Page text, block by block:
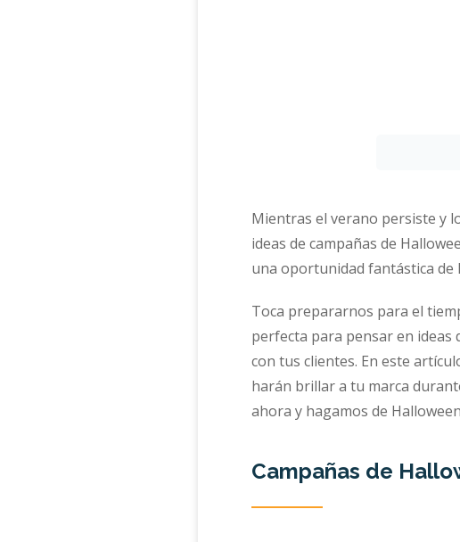
Mientras el verano persiste y
ideas de campañas de
una oportunidad fantástica de
Toca prepararnos para el
perfecta para pensar en ideas
con tus clientes. En este
harán brillar a tu marca
ahora y hagamos de
Campañas de